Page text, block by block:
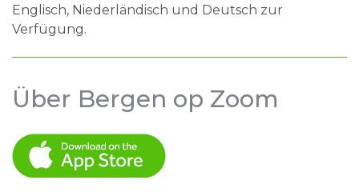
Englisch, Niederländisch und Deutsch zur
Verfügung.
Über Bergen op Zoom